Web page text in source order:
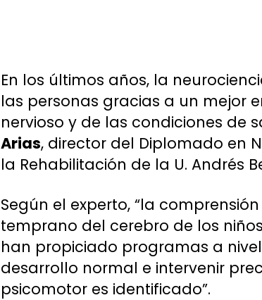
En los últimos años, la
las personas gracias a un mejor
nervioso y de las condiciones de
Arias, director del Diplomado en
la Rehabilitación de la U. Andrés
Según el experto, “la
temprano del cerebro de los
han propiciado programas a
desarrollo normal e intervenir
psicomotor es identificado”.